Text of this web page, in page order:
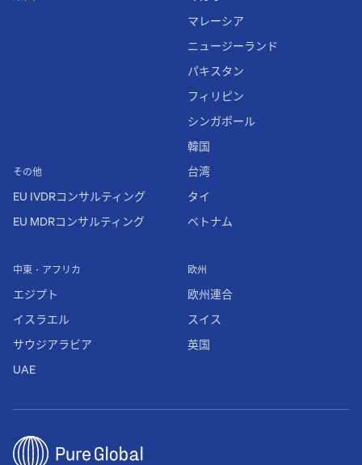
その他
EU IVDRコンサルティング
EU MDRコンサルティング
欧州
欧州連合
スイス
英国
中東・アフリカ
エジプト
イスラエル
サウジアラビア
UAE
マレーシア
ニュージーランド
パキスタン
フィリピン
シンガポール
韓国
台湾
タイ
ベトナム